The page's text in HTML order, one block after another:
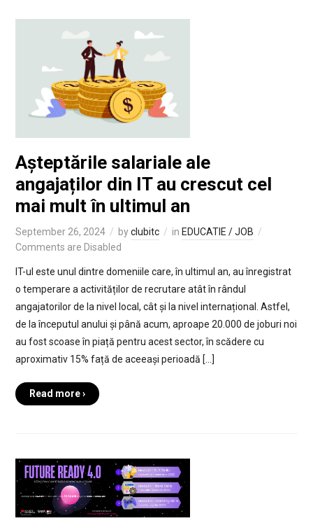
Așteptările salariale ale
angajaților din IT au crescut cel
mai mult în ultimul an
September 26, 2024 byclubitc in EDUCATIE / JOB
Comments are Disabled
IT-ul este unul dintre domeniile care, în ultimul an, au înregistrat
o temperare a activităților de recrutare atât în rândul
angajatorilor de la nivel local, cât și la nivel internațional. Astfel,
de la începutul anului și până acum, aproape 20.000 de joburi noi
au fost scoase în piață pentru acest sector, în scădere cu
aproximativ 15% față de aceeași perioadă […]
Read more ›